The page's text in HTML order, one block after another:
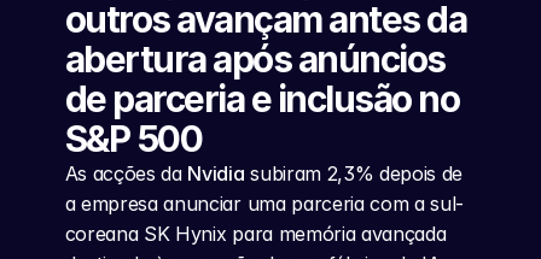
outros avançam antes da
abertura após anúncios
de parceria e inclusão no
S&P 500
As acções da Nvidia subiram 2,3% depois de
a empresa anunciar uma parceria com a sul-
coreana SK Hynix para memória avançada